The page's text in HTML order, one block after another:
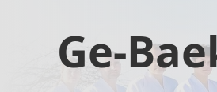
Ge-